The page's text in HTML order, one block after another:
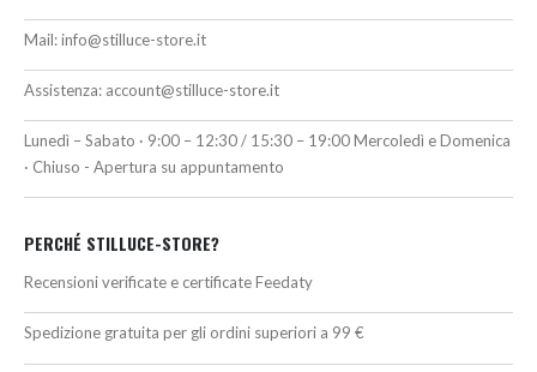
Mail:info@stilluce-store.it
Assistenza: account@stilluce-store.it
Lunedì – Sabato · 9:00 – 12:30 / 15:30 – 19:00 Mercoledì e Domenica
· Chiuso - Apertura su appuntamento
PERCHÉ STILLUCE-STORE?
Recensioni verificate e certificate Feedaty
Spedizione gratuita per gli ordini superiori a 99 €